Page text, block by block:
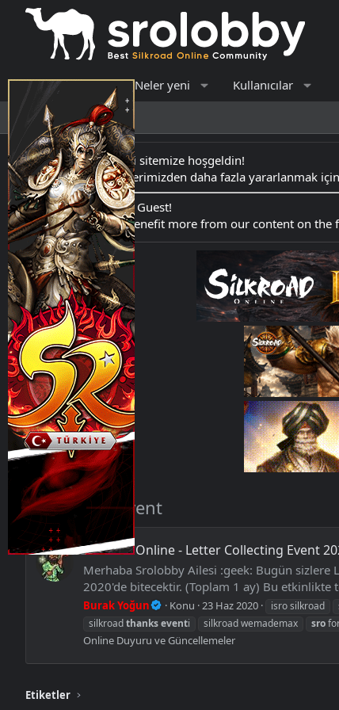
Forumlar Neler yeni Kullanıcılar
Son aktivite Kayıt ol
Merhaba Ziyaretçi sitemize hoşgeldin!
Forumdaki içeriklerimizden daha fazla yararlanmak için
Hello Welcome to Guest!
Register hereto benefit more from our content on the
Etiketler
sro thanks event
Silkroad Online - Letter Collecting Event
Merhaba Srolobby Ailesi :geek: Bugün
2020'de bitecektir. (Toplam 1 ay) Bu etkinlikte
Burak Yoğun Konu 23 Haz 2020 isro silkroad
silkroadthankseventi silkroad wemademax sro
Online Duyuru ve Güncellemeler
Etiketler